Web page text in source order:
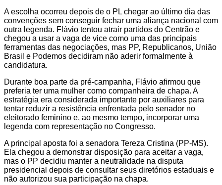
A escolha ocorreu depois de o PL chegar ao último dia das
convenções sem conseguir fechar uma aliança nacional com
outra legenda. Flávio tentou atrair partidos do Centrão e
chegou a usar a vaga de vice como uma das principais
ferramentas das negociações, mas PP, Republicanos, União
Brasil e Podemos decidiram não aderir formalmente à
candidatura.
Durante boa parte da pré-campanha, Flávio afirmou que
preferia ter uma mulher como companheira de chapa. A
estratégia era considerada importante por auxiliares para
tentar reduzir a resistência enfrentada pelo senador no
eleitorado feminino e, ao mesmo tempo, incorporar uma
legenda com representação no Congresso.
A principal aposta foi a senadora Tereza Cristina (PP-MS).
Ela chegou a demonstrar disposição para aceitar a vaga,
mas o PP decidiu manter a neutralidade na disputa
presidencial depois de consultar seus diretórios estaduais e
não autorizou sua participação na chapa.